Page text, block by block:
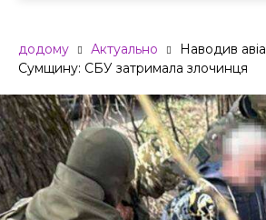
додому Актуально
Наводив
Сумщину: СБУ затримала злочинця